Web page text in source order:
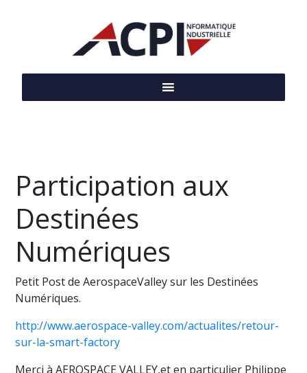
Participation aux
Destinées
Numériques
Petit Post de AerospaceValley sur les Destinées
Numériques.
http://www.aerospace-valley.com/actualites/retour-
sur-la-smart-factory
Merci à AEROSPACE VALLEY,et en particulier Philippe